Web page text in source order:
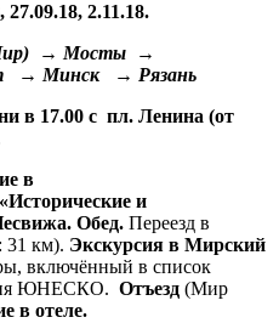
27.09.18, 2.11.18.
→ Мосты →
→ Минск → Рязань
в 17.00 с пл. Ленина (от
в
и
Обед. Переезд в
км). Экскурсия в Мирский
включённый в список
ЮНЕСКО. Отъезд (Мир
в отеле.